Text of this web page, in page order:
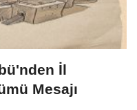
İl
Mesajı